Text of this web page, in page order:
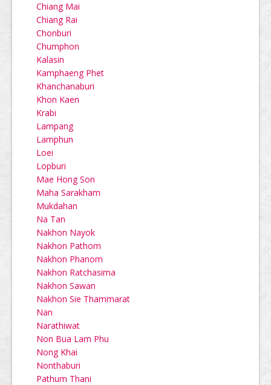
Chiang Mai
Chiang Rai
Chonburi
Chumphon
Kalasin
Kamphaeng Phet
Khanchanaburi
Khon Kaen
Krabi
Lampang
Lamphun
Loei
Lopburi
Mae Hong Son
Maha Sarakham
Mukdahan
Na Tan
Nakhon Nayok
Nakhon Pathom
Nakhon Phanom
Nakhon Ratchasima
Nakhon Sawan
Nakhon Sie Thammarat
Nan
Narathiwat
Non Bua Lam Phu
Nong Khai
Nonthaburi
Pathum Thani